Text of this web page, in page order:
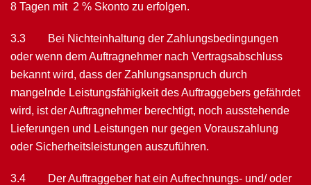
8 Tagen mit 2 % Skonto zu erfolgen.
3.3 Bei Nichteinhaltung der Zahlungsbedingungen
oder wenn dem Auftrag­nehmer nach Vertragsabschluss
bekannt wird, dass der Zahlungsanspruch durch
mangelnde Leistungsfähigkeit des Auftraggebers gefährdet
wird, ist der Auftragnehmer be­rechtigt, noch ausstehende
Lieferungen und Leistungen nur gegen Vorauszahlung
oder Sicherheitsleistungen auszuführen.
3.4 Der Auftraggeber hat ein Aufrechnungs- und/ oder